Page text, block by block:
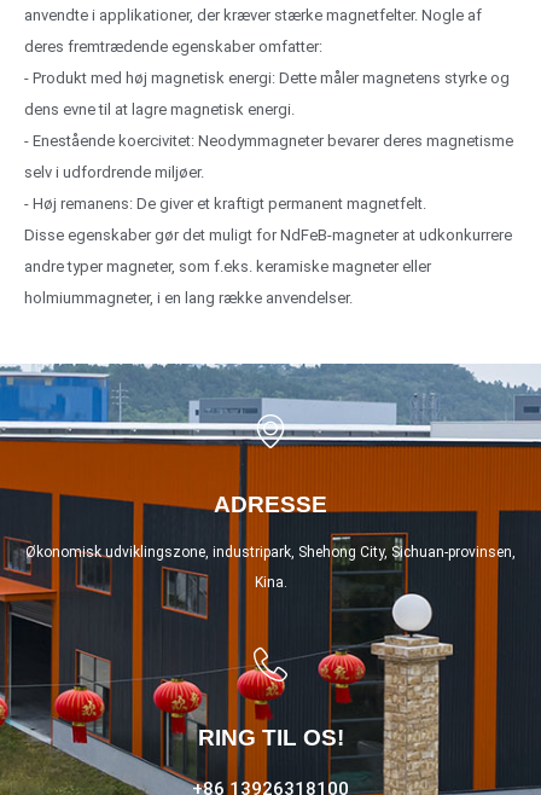
anvendte i applikationer, der kræver stærke magnetfelter. Nogle af
deres fremtrædende egenskaber omfatter:
- Produkt med høj magnetisk energi: Dette måler magnetens styrke og
dens evne til at lagre magnetisk energi.
- Enestående koercivitet: Neodymmagneter bevarer deres magnetisme
selv i udfordrende miljøer.
- Høj remanens: De giver et kraftigt permanent magnetfelt.
Disse egenskaber gør det muligt for NdFeB-magneter at udkonkurrere
andre typer magneter, som f.eks. keramiske magneter eller
holmiummagneter, i en lang række anvendelser.
ADRESSE
Økonomisk udviklingszone, industripark, Shehong City, Sichuan-provinsen,
Kina.
RING TIL OS!
+86 13926318100